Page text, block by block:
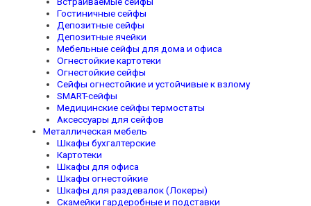
Гостиничные сейфы
Депозитные сейфы
Депозитные ячейки
Мебельные сейфы для дома и офиса
Огнестойкие картотеки
Огнестойкие сейфы
Сейфы огнестойкие и устойчивые к взлому
SMART-сейфы
Медицинские сейфы термостаты
Аксессуары для сейфов
Металлическая мебель
Шкафы бухгалтерские
Картотеки
Шкафы для офиса
Шкафы огнестойкие
Шкафы для раздевалок (Локеры)
Скамейки гардеробные и подставки